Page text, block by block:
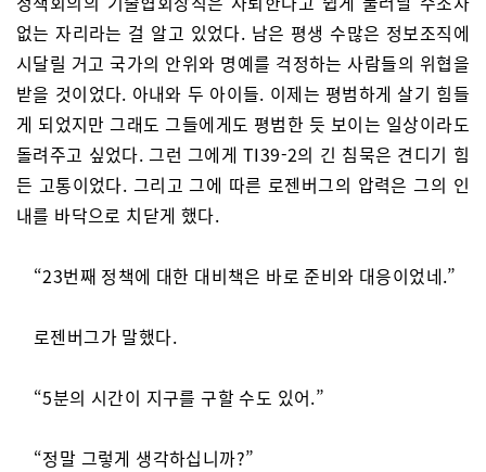
없는 자리라는 걸 알고 있었다. 남은 평생 수많은 정보조직에
시달릴 거고 국가의 안위와 명예를 걱정하는 사람들의 위협을
받을 것이었다. 아내와 두 아이들. 이제는 평범하게 살기 힘들
게 되었지만 그래도 그들에게도 평범한 듯 보이는 일상이라도
돌려주고 싶었다. 그런 그에게 TI39-2의 긴 침묵은 견디기 힘
든 고통이었다. 그리고 그에 따른 로젠버그의 압력은 그의 인
내를 바닥으로 치닫게 했다.
“23번째 정책에 대한 대비책은 바로 준비와 대응이었네.”
로젠버그가 말했다.
“5분의 시간이 지구를 구할 수도 있어.”
“정말 그렇게 생각하십니까?”